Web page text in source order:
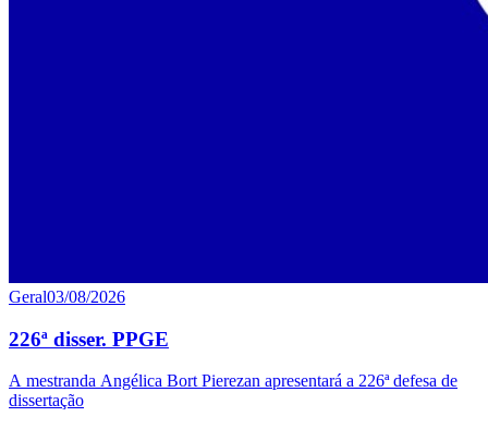
Geral03/08/2026
226ª disser. PPGE
A mestranda Angélica Bort Pierezan apresentará a 226ª defesa de
dissertação